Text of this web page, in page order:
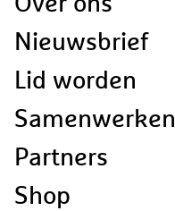
Nieuwsbrief
Lid worden
Samenwerken
Partners
Shop